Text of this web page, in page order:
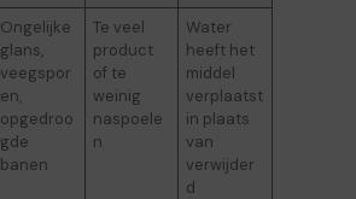
Ongelijke
glans,
veegspor
en,
opgedroo
gde
banen
Te veel
product
of te
weinig
naspoele
n
Water
heeft het
middel
verplaatst
in plaats
van
verwijder
d